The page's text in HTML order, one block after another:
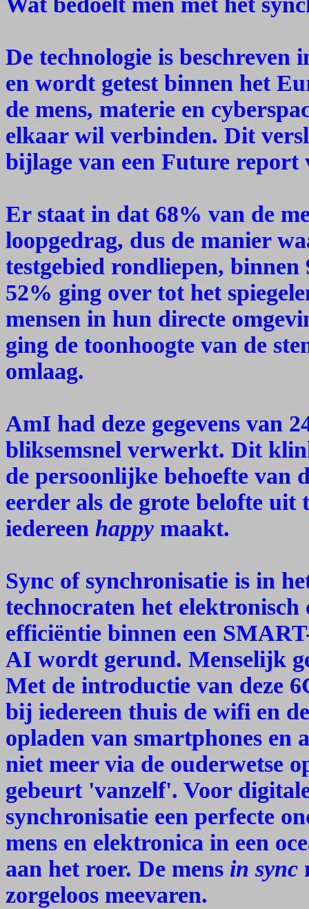
De technologie is beschreven
en wordt getest binnen het
de mens, materie en
elkaar wil verbinden. Dit
bijlage van een Future report
Er staat in dat 68% van de
loopgedrag, dus de manier
testgebied rondliepen, binnen
52% ging over tot het
mensen in hun directe
ging de toonhoogte van de
omlaag.
AmI had deze gegevens van
bliksemsnel verwerkt. Dit
de persoonlijke behoefte van
eerder als de grote belofte
iedereen happymaakt.
Sync of synchronisatie is in
technocraten het
efficiëntie binnen een
AI wordt gerund. Menselijk
Met de introductie van deze
bij iedereen thuis de wifi en
opladen van smartphones en
niet meer via de ouderwetse
gebeurt 'vanzelf'. Voor
synchronisatie een perfecte
mens en elektronica in een
aan het roer. De mens in sync
zorgeloos meevaren.